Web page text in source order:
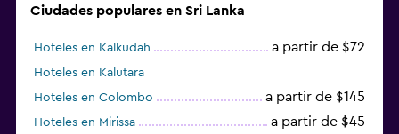
Ciudades populares en Sri Lanka
Hoteles en Kalkudah a partir de $72
Hoteles en Kalutara
Hoteles en Colombo
a partir de $145
Hoteles en Mirissa a partir de $45